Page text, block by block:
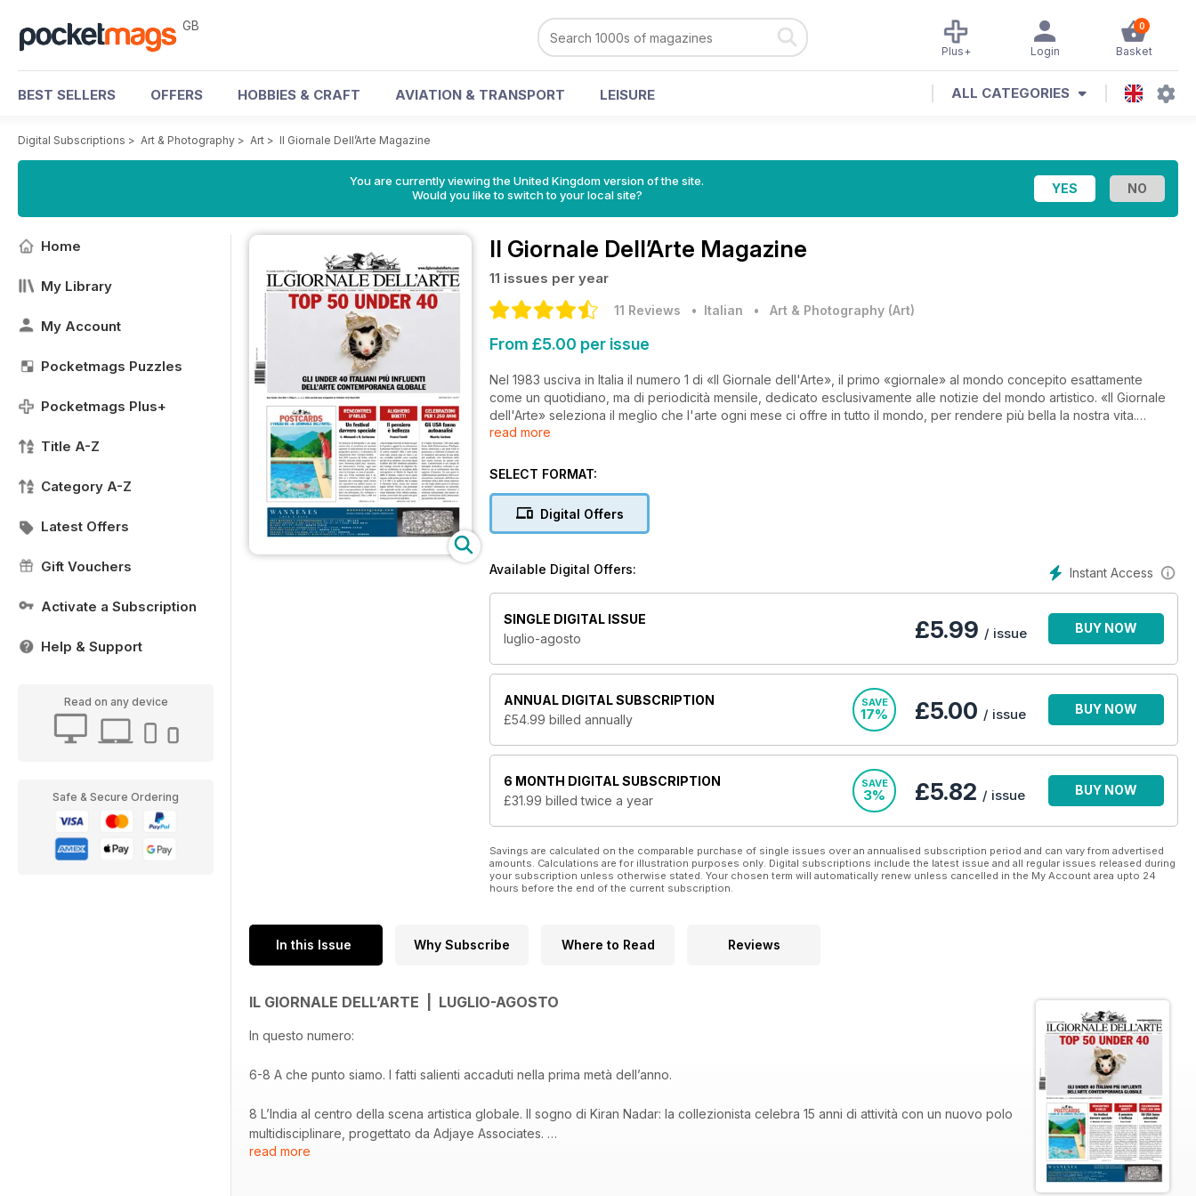
GB 0
Basket
Login
Plus+
BEST SELLERS OFFERS HOBBIES & CRAFT AVIATION & TRANSPORT LEISURE ALL CATEGORIES
Digital Subscriptions > Art & Photography > Art > Il Giornale Dell’Arte Magazine
You are currently viewing the United Kingdom version of the site.
Would you like to switch to your local site?
Home
My Library
My Account
Pocketmags Puzzles
Pocketmags Plus+
Title A-Z
Category A-Z
Latest Offers
Gift Vouchers
Activate a Subscription
Help & Support
Read on any device
Safe & Secure Ordering
Il Giornale Dell’Arte Magazine
11 issues per year
11 Reviews • Italian • Art & Photography (Art)
From £5.00 per issue
Nel 1983 usciva in Italia il numero 1 di «Il Giornale dell'Arte», il primo «giornale» al mondo concepito esattamente
come un quotidiano, ma di periodicità mensile, dedicato esclusivamente alle notizie del mondo artistico. «Il Giornale
dell'Arte» seleziona il meglio che l'arte ogni mese ci offre in tutto il mondo, per rendere più bella la nostra vita.
Attraverso una rete fittissima di corrispondenti da tutto il mondo, si occupa degli avvenimenti, delle persone, dei
la formula editoriale e i principi etici e qualitativi.
read more
SELECT FORMAT:
Digital Offers
Instant Access
Available Digital Offers:
SINGLE DIGITAL ISSUE
luglio-agosto
£5.99 / issue BUY NOW
ANNUAL DIGITAL SUBSCRIPTION
£54.99 billed annually
SAVE
17% £5.00 / issue BUY NOW
6 MONTH DIGITAL SUBSCRIPTION
£31.99 billed twice a year
SAVE
3% £5.82 / issue BUY NOW
Savings are calculated on the comparable purchase of single issues over an annualised subscription period and can vary from advertised
amounts. Calculations are for illustration purposes only. Digital subscriptions include the latest issue and all regular issues released during
your subscription unless otherwise stated. Your chosen term will automatically renew unless cancelled in the My Account area upto 24
hours before the end of the current subscription.
In this Issue Why Subscribe Where to Read Reviews
IL GIORNALE DELL’ARTE | LUGLIO-AGOSTO
In questo numero:
6-8 A che punto siamo. I fatti salienti accaduti nella prima metà dell’anno.
8 L’India al centro della scena artistica globale. Il sogno di Kiran Nadar: la collezionista celebra 15 anni di attività con un nuovo polo
multidisciplinare, progettato da Adjaye Associates.
read more